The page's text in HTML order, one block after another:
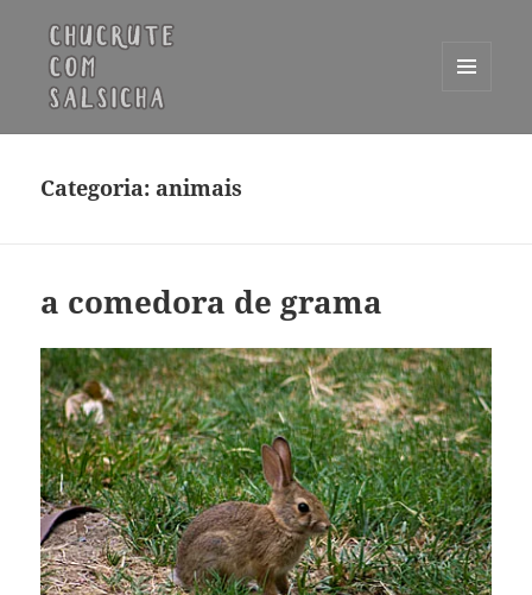
WIDGETS
Categoria: animais
a comedora de grama